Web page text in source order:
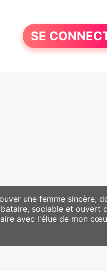
SE
une femme sincère,
sociable et ouvert
avec l'élue de mon